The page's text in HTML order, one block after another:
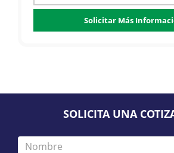
Solicitar Más
SOLICITA UNA